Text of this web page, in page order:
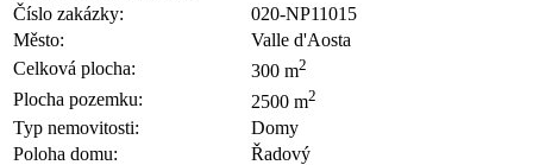
Číslo zakázky:
020-NP11015
Město:
Valle d'Aosta
Celková plocha:
300 m2
Plocha pozemku: 2500 m2
Typ nemovitosti:
Domy
Poloha domu:
Řadový